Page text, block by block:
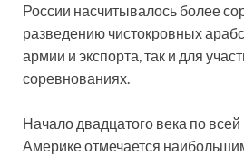
России насчитывалось более
разведению чистокровных
армии и экспорта, так и для
соревнованиях.
Начало двадцатого века по
Америке отмечается